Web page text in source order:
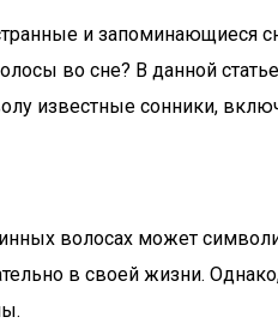
и
во сне? В данной
известные сонники,
волосах может
в своей жизни.